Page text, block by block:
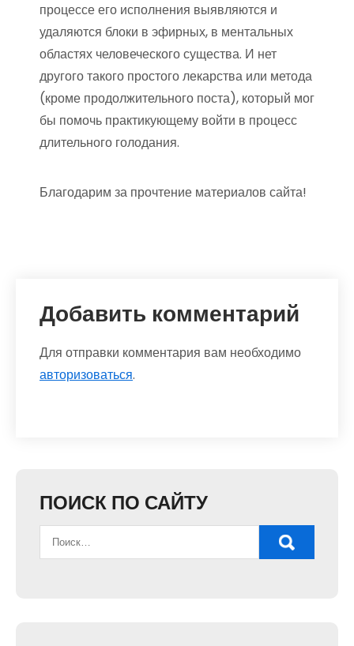
процессе его исполнения выявляются и
удаляются блоки в эфирных, в ментальных
областях человеческого существа. И нет
другого такого простого лекарства или метода
(кроме продолжительного поста), который мог
бы помочь практикующему войти в процесс
длительного голодания.
Благодарим за прочтение материалов сайта!
Добавить комментарий
Для отправки комментария вам необходимо
авторизоваться.
ПОИСК ПО САЙТУ